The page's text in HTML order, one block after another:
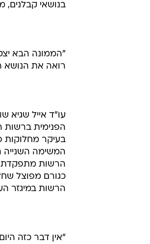
בנושאי קבלנים,
"הממונה הבא
רואה את הנושא
עו"ד אייל שגיא
הפנימית ברשות
בעיקר מחלוקות
המשימה השנייה
הרשות מתפקדת
כגורם מפוצל
הרשות במיגזר
"אין דבר כזה